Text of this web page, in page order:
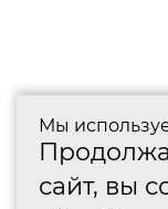
Мы
сайт, вы